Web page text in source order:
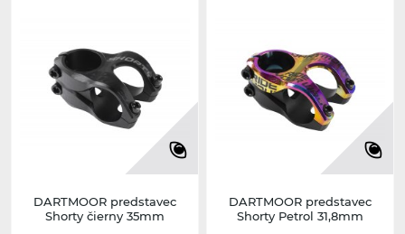
DARTMOOR predstavec
Shorty čierny 35mm
DARTMOOR predstavec
Shorty Petrol 31,8mm